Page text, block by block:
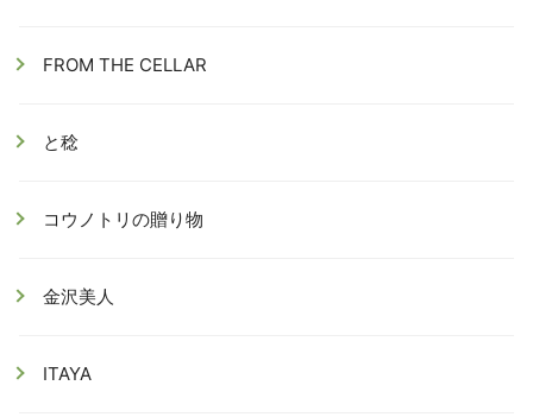
FROM THE CELLAR
と稔
コウノトリの贈り物
金沢美人
ITAYA